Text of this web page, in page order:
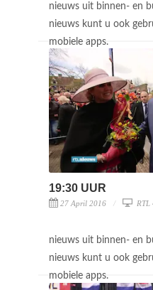
nieuws uit binnen- en
nieuws kunt u ook
mobiele apps.
19:30 UUR
27 April 2016 RTL
nieuws uit binnen- en
nieuws kunt u ook
mobiele apps.